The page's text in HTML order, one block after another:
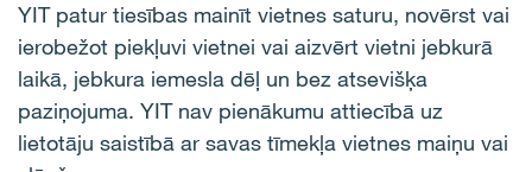
YIT patur tiesības mainīt vietnes saturu, novērst vai
ierobežot piekļuvi vietnei vai aizvērt vietni jebkurā
laikā, jebkura iemesla dēļ un bez atsevišķa
paziņojuma. YIT nav pienākumu attiecībā uz
lietotāju saistībā ar savas tīmekļa vietnes maiņu vai